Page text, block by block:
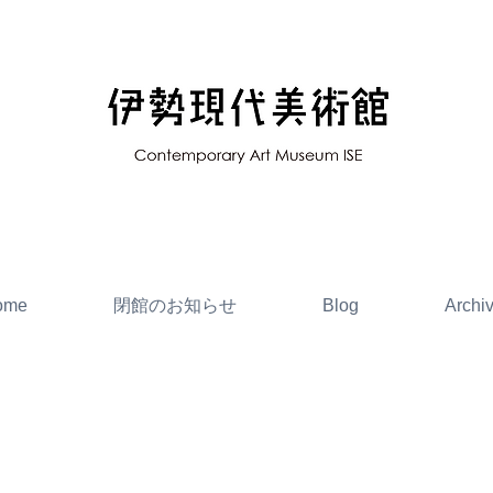
閉館のお知らせ Blog